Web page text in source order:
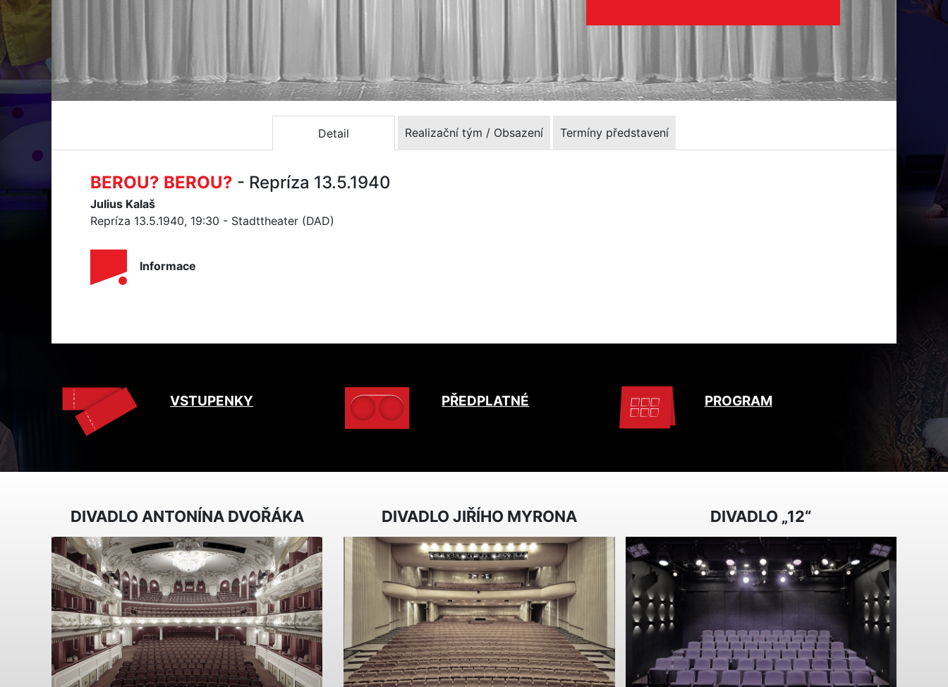
Detail Realizační tým / Obsazení Termíny představení
BEROU? BEROU? - Repríza 13.5.1940
Julius Kalaš
Repríza 13.5.1940, 19:30 - Stadttheater (DAD)
Informace
VSTUPENKY PŘEDPLATNÉ PROGRAM
DIVADLO ANTONÍNA DVOŘÁKA DIVADLO JIŘÍHO MYRONA DIVADLO „12“